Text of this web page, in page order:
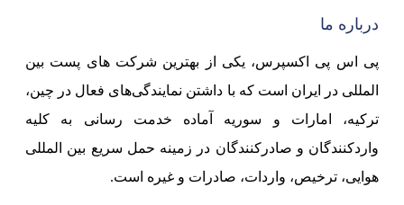
درباره ما
پی اس پی اکسپرس، یکی از بهترین شرکت های پست بین
المللی در ایران است که با داشتن نمایندگی‌های فعال در چین،
ترکیه، امارات و سوریه آماده خدمت رسانی به کلیه
واردکنندگان و صادرکنندگان در زمینه حمل سریع بین المللی
هوایی، ترخیص، واردات، صادرات و غیره است.